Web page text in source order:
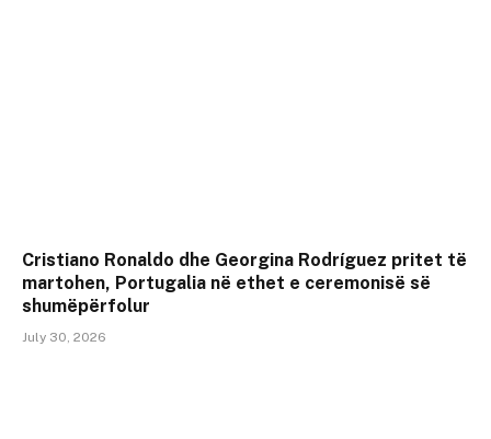
Cristiano Ronaldo dhe Georgina Rodríguez pritet të
martohen, Portugalia në ethet e ceremonisë së
shumëpërfolur
July 30, 2026